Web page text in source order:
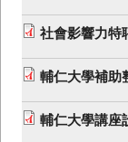
社會影響力特
輔仁大學補助
輔仁大學講座